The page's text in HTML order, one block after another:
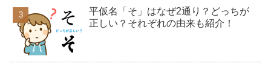
平仮名「そ」はなぜ2通り？どっちが
正しい？それぞれの由来も紹介！